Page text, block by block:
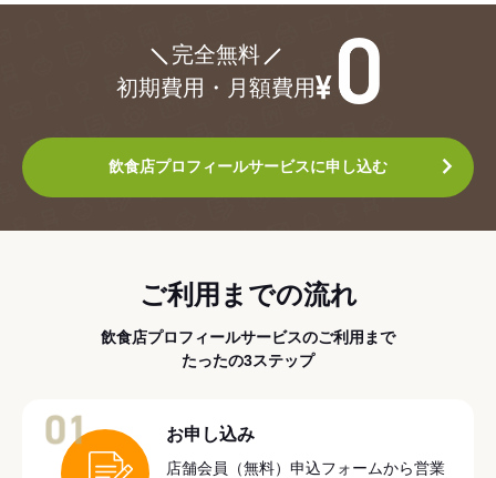
完全無料
初期費用・月額費用
飲食店プロフィールサービスに申し込む
ご利用までの流れ
飲食店プロフィールサービスのご利用まで
たったの3ステップ
お申し込み
店舗会員（無料）申込フォームから営業